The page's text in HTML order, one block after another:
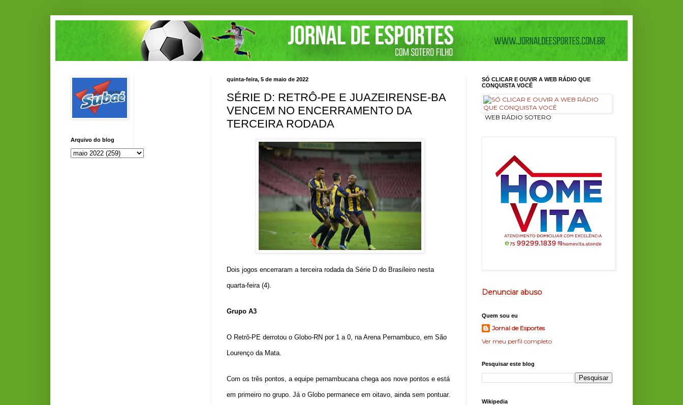
quinta-feira, 5 de maio de 2022
SÉRIE D: RETRÔ-PE E JUAZEIRENSE-BA
VENCEM NO ENCERRAMENTO DA
TERCEIRA RODADA
Dois jogos encerraram a terceira rodada da Série D do Brasileiro nesta
quarta-feira (4).
Grupo A3
O Retrô-PE derrotou o Globo-RN por 1 a 0, na Arena Pernambuco, em São
Lourenço da Mata.
Com os três pontos, a equipe pernambucana chega aos nove pontos e está
em primeiro no grupo. Já o Globo permanece em oitavo, ainda sem pontuar.
Arquivo do blog
SÓ CLICAR E OUVIR A WEB RÁDIO QUE
CONQUISTA VOCÊ
ㅤ WEB RÁDIO SOTERO
Denunciar abuso
Quem sou eu
Jornal de Esportes
Ver meu perfil completo
Pesquisar este blog
Wikipedia